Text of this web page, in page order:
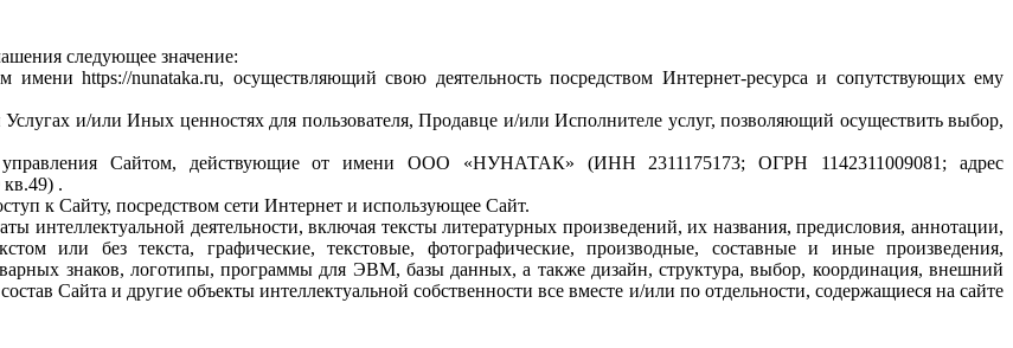
следующее значение:
https://nunataka.ru, осуществляющий свою деятельность посредством Интернет-ресурса и сопутствующих ему
и/или Иных ценностях для пользователя, Продавце и/или Исполнителе услуг, позволяющий осуществить выбор,
управления Сайтом, действующие от имени ООО «НУНАТАК» (ИНН 2311175173; ОГРН 1142311009081; адрес
.
к Сайту, посредством сети Интернет и использующее Сайт.
интеллектуальной деятельности, включая тексты литературных произведений, их названия, предисловия, аннотации,
или без текста, графические, текстовые, фотографические, производные, составные и иные произведения,
знаков, логотипы, программы для ЭВМ, базы данных, а также дизайн, структура, выбор, координация, внешний
Сайта и другие объекты интеллектуальной собственности все вместе и/или по отдельности, содержащиеся на сайте